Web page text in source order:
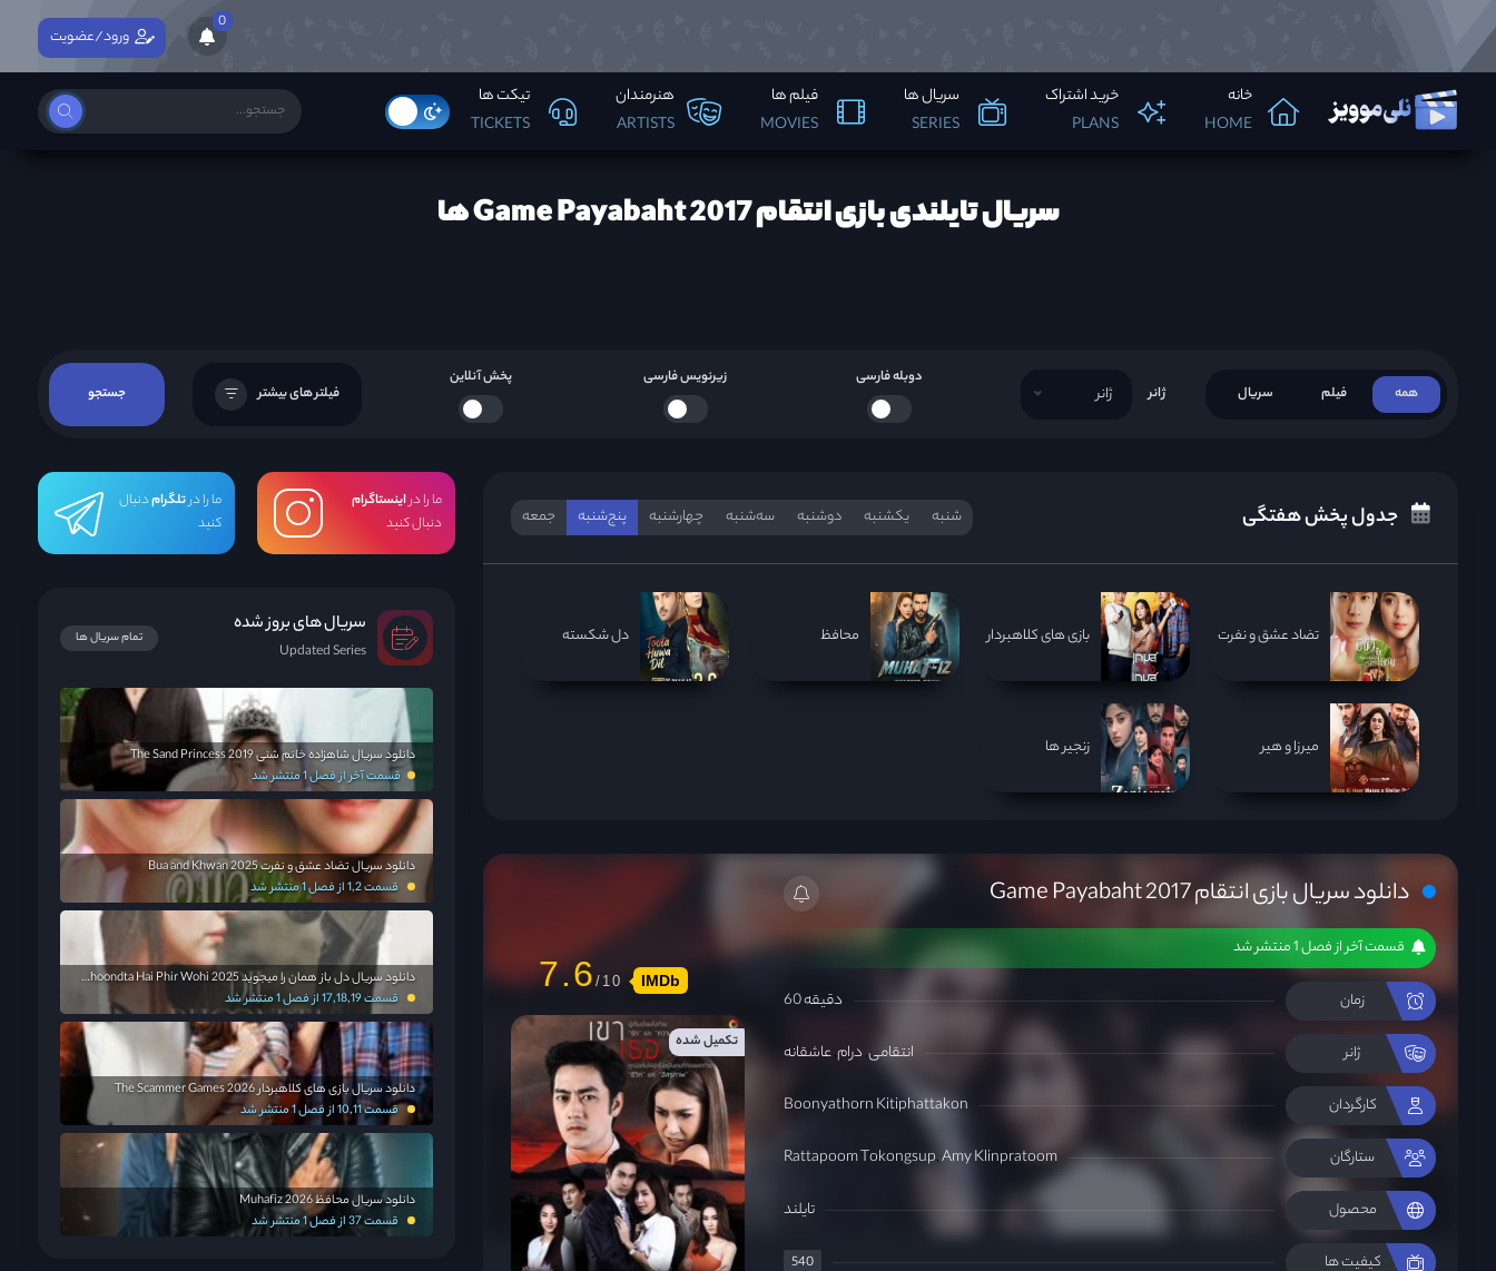
0
خانه
HOME
خرید اشتراک
PLANS
سریال ها
SERIES
فیلم ها
MOVIES
هنرمندان
ARTISTS
تیکت ها
TICKETS
ورود/عضویت
سریال تایلندی بازی انتقام Game Payabaht 2017 ها
همه فیلم سریال ژانر ژانر
دوبله فارسی زیرنویس فارسی پخش آنلاین
فیلتر های بیشتر جستجو
جدول پخش هفتگی شنبه یکشنبه دوشنبه سه‌‌شنبه چهارشنبه پنج‌شنبه جمعه
تضاد عشق و نفرت بازی های کلاهبردار محافظ دل شکسته
میرزا و هیر زنجیر ها
دانلود سریال بازی انتقام Game Payabaht 2017
قسمت آخر از فصل 1 منتشر شد
زمان 60 دقیقه
ژانر انتقامی درام عاشقانه
کارگردان Boonyathorn Kitiphattakon
ستارگان Rattapoom Tokongsup Amy Klinpratoom
محصول تایلند
کیفیت ها 540
7.6 IMDb
تکمیل شده
ما را دراینستاگرام
دنبال کنید
ما را درتلگرامدنبال
کنید
سریال های بروز شده
Updated Series
تمام سریال ها
دانلود سریال شاهزاده خانم شنی The Sand Princess 2019
قسمت آخر از فصل 1 منتشر شد
دانلود سریال تضاد عشق و نفرت Bua and Khwan 2025
قسمت 1,2 از فصل 1 منتشر شد
دانلود سریال دل باز همان را میجوید Dil Dhoondta Hai Phir Wohi 2025
قسمت 17,18,19 از فصل 1 منتشر شد
دانلود سریال بازی های کلاهبردار The Scammer Games 2026
قسمت 10,11 از فصل 1 منتشر شد
دانلود سریال محافظ Muhafiz 2026
قسمت 37 از فصل 1 منتشر شد